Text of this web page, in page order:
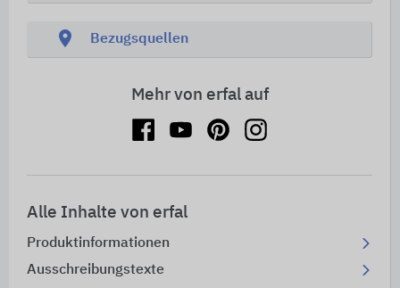
location_on Bezugsquellen
Mehr von erfal auf
Alle Inhalte von erfal
Produktinformationen
Ausschreibungstexte